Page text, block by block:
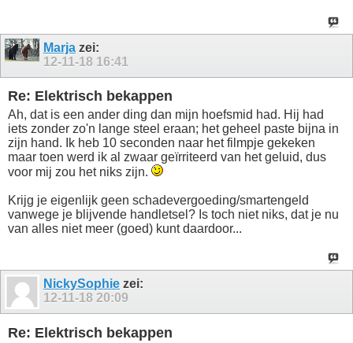
Marja zei:
12-11-18 16:41
Re: Elektrisch bekappen
Ah, dat is een ander ding dan mijn hoefsmid had. Hij had
iets zonder zo'n lange steel eraan; het geheel paste bijna in
zijn hand. Ik heb 10 seconden naar het filmpje gekeken
maar toen werd ik al zwaar geïrriteerd van het geluid, dus
voor mij zou het niks zijn.
Krijg je eigenlijk geen schadevergoeding/smartengeld
vanwege je blijvende handletsel? Is toch niet niks, dat je nu
van alles niet meer (goed) kunt daardoor...
NickySophie zei:
12-11-18 20:09
Re: Elektrisch bekappen